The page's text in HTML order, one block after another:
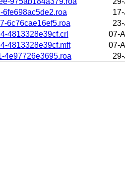
6fe698ac5de2.roa
6c76cae16ef5.roa
4813328e39cf.crl
07-
4813328e39cf.mft
07-
4e97726e3695.roa